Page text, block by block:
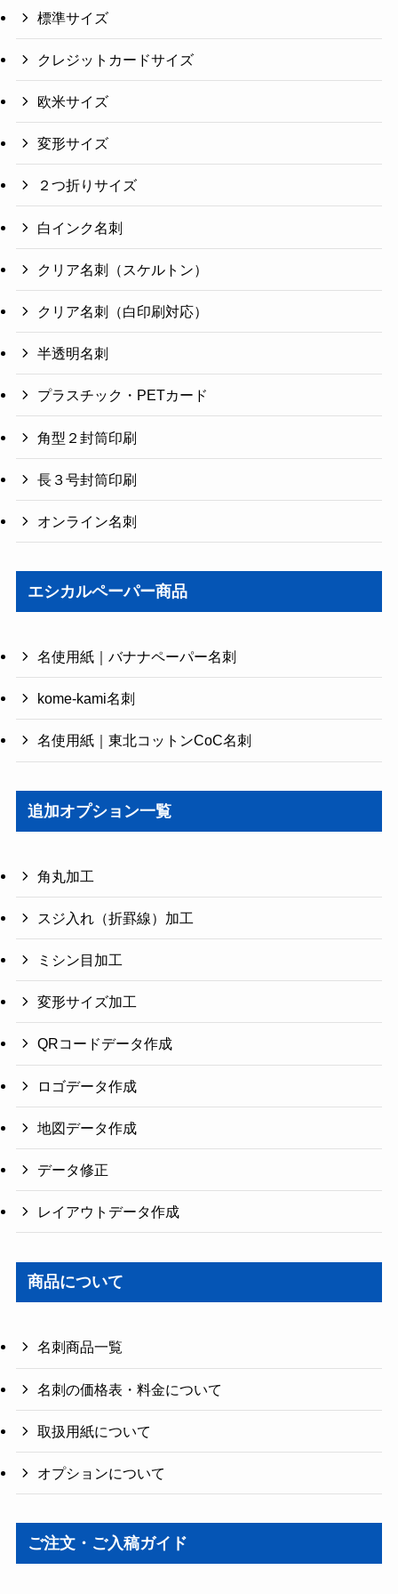
標準サイズ
クレジットカードサイズ
欧米サイズ
変形サイズ
２つ折りサイズ
白インク名刺
クリア名刺（スケルトン）
クリア名刺（白印刷対応）
半透明名刺
プラスチック・PETカード
角型２封筒印刷
長３号封筒印刷
オンライン名刺
エシカルペーパー商品
名使用紙｜バナナペーパー名刺
kome-kami名刺
名使用紙｜東北コットンCoC名刺
追加オプション一覧
角丸加工
スジ入れ（折罫線）加工
ミシン目加工
変形サイズ加工
QRコードデータ作成
ロゴデータ作成
地図データ作成
データ修正
レイアウトデータ作成
商品について
名刺商品一覧
名刺の価格表・料金について
取扱用紙について
オプションについて
ご注文・ご入稿ガイド